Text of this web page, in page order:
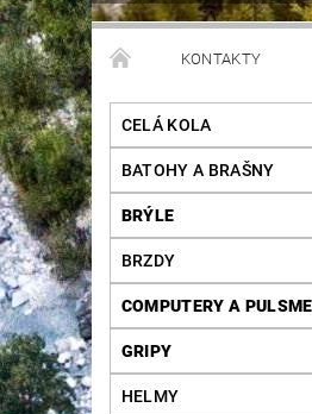
KONTAKTY
CELÁ KOLA
BATOHY A BRAŠNY
BRÝLE
BRZDY
COMPUTERY A
GRIPY
HELMY